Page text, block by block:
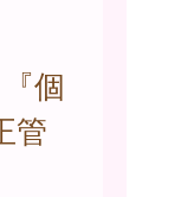
個
管